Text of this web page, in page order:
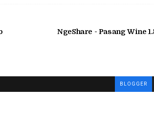
NgeShare - Pasang Wine
BLOGGER